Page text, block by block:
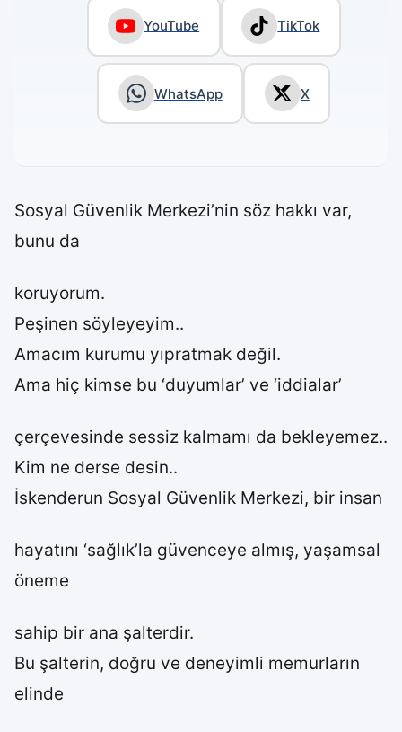
YouTube TikTok
WhatsApp X
Sosyal Güvenlik Merkezi’nin söz hakkı var,
bunu da
koruyorum.
Peşinen söyleyeyim..
Amacım kurumu yıpratmak değil.
Ama hiç kimse bu ‘duyumlar’ ve ‘iddialar’
çerçevesinde sessiz kalmamı da bekleyemez..
Kim ne derse desin..
İskenderun Sosyal Güvenlik Merkezi, bir insan
hayatını ‘sağlık’la güvenceye almış, yaşamsal
öneme
sahip bir ana şalterdir.
Bu şalterin, doğru ve deneyimli memurların
elinde